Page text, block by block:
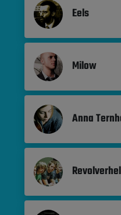
Eels
Milow
Anna